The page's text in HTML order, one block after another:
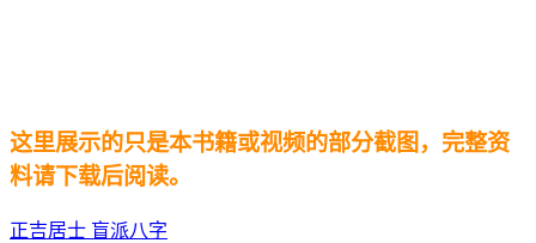
这里展示的只是本书籍或视频的部分截图，完整资
料请下载后阅读。
正吉居士 盲派八字